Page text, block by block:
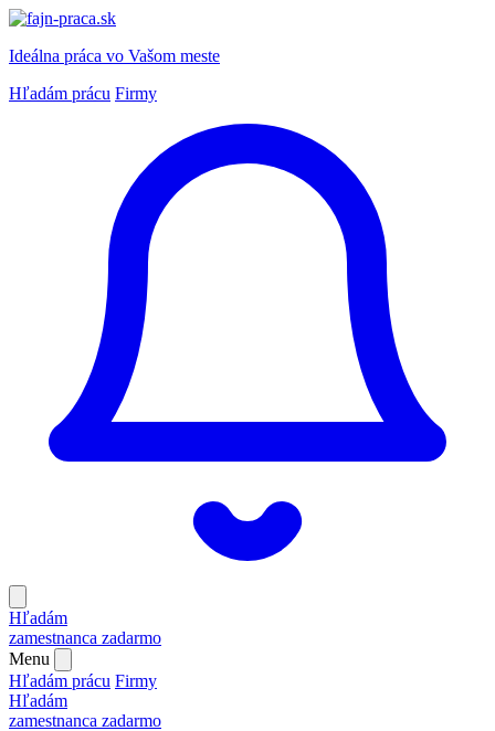
Ideálna práca vo Vašom meste
Hľadám prácu Firmy
Hľadám
zamestnanca zadarmo
Menu
Hľadám prácu Firmy
Hľadám
zamestnanca zadarmo